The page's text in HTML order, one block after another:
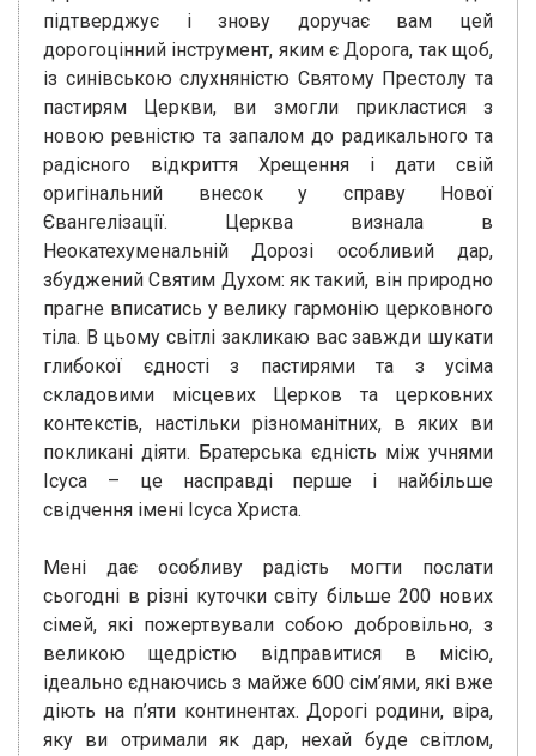
підтверджує і знову доручає вам цей
дорогоцінний інструмент, яким є Дорога, так щоб,
із синівською слухняністю Святому Престолу та
пастирям Церкви, ви змогли прикластися з
новою ревністю та запалом до радикального та
радісного відкриття Хрещення і дати свій
оригінальний внесок у справу Нової
Євангелізації. Церква визнала в
Неокатехуменальній Дорозі особливий дар,
збуджений Святим Духом: як такий, він природно
прагне вписатись у велику гармонію церковного
тіла. В цьому світлі закликаю вас завжди шукати
глибокої єдності з пастирями та з усіма
складовими місцевих Церков та церковних
контекстів, настільки різноманітних, в яких ви
покликані діяти. Братерська єдність між учнями
Ісуса – це насправді перше і найбільше
свідчення імені Ісуса Христа.
Мені дає особливу радість могти послати
сьогодні в різні куточки світу більше 200 нових
сімей, які пожертвували собою добровільно, з
великою щедрістю відправитися в місію,
ідеально єднаючись з майже 600 сім’ями, які вже
діють на п’яти континентах. Дорогі родини, віра,
яку ви отримали як дар, нехай буде світлом,